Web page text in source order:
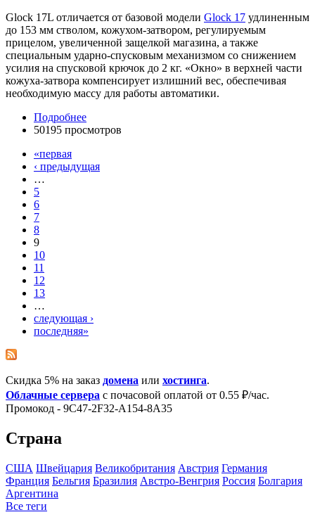
Glock 17L отличается от базовой модели Glock 17 удлиненным
до 153 мм стволом, кожухом-затвором, регулируемым
прицелом, увеличенной защелкой магазина, а также
специальным ударно-спусковым механизмом со снижением
усилия на спусковой крючок до 2 кг. «Окно» в верхней части
кожуха-затвора компенсирует излишний вес, обеспечивая
необходимую массу для работы автоматики.
Подробнее
50195 просмотров
«первая
‹ предыдущая
…
5
6
7
8
9
10
11
12
13
…
следующая ›
последняя»
Скидка 5% на заказ домена или хостинга.
Облачные сервера с почасовой оплатой от 0.55 ₽/час.
Промокод - 9C47-2F32-A154-8A35
Страна
США Швейцария Великобритания Австрия Германия
Франция Бельгия Бразилия Австро-Венгрия Росcия Болгария
Аргентина
Все теги